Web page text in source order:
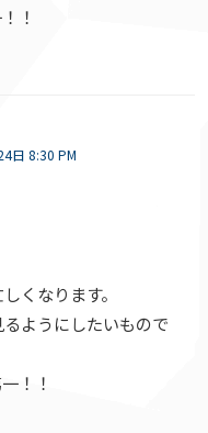
！
日 8:30 PM
くなります。
ようにしたいもので
！！